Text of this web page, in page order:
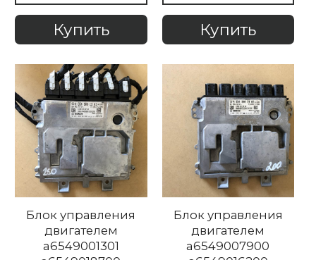
Купить Купить
Блок управления
двигателем
a6549001301
Блок управления
двигателем
a6549007900